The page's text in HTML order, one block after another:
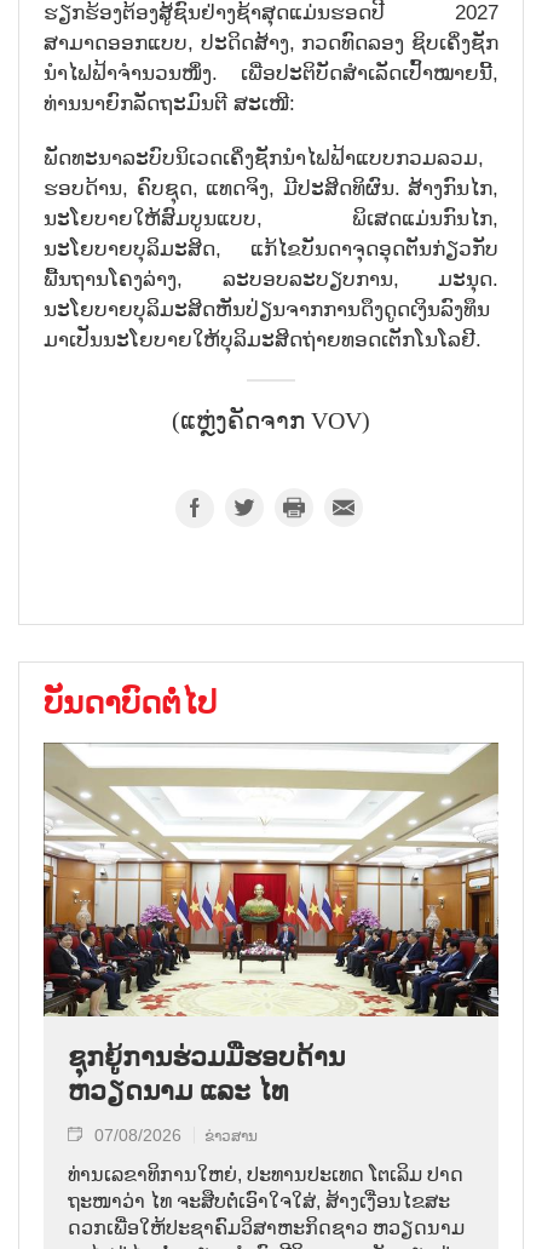
ຮຽກຮ້ອງຕ້ອງສູ້ຊົນຢ່າງຊ້າສຸດແມ່ນຮອດປີ 2027
ສາມາດອອກແບບ, ປະດິດສ້າງ, ກວດທົດລອງ ຊິບເຄິ່ງຊັກ
ນຳໄຟຟ້າຈຳນວນໜຶ່ງ. ເພື່ອປະຕິບັດສຳເລັດເປົ້າໝາຍນີ້,
ທ່ານນາຍົກລັດຖະມົນຕີ ສະເໜີ:
ພັດທະນາລະບົບນິເວດເຄິ່ງຊັກນຳໄຟຟ້າແບບກວມລວມ,
ຮອບດ້ານ, ຄົບຊຸດ, ແທດຈິງ, ມີປະສິດທິຜົນ. ສ້າງກົນໄກ,
ນະໂຍບາຍໃຫ້ສົມບູນແບບ, ພິເສດແມ່ນກົນໄກ,
ນະໂຍບາຍບຸລິມະສິດ, ແກ້ໄຂບັນດາຈຸດອຸດຕັນກ່ຽວກັບ
ພື້ນຖານໂຄງລ່າງ, ລະບອບລະບຽບການ, ມະນຸດ.
ນະໂຍບາຍບຸລິມະສິດຫັນປ່ຽນຈາກການດຶງດູດເງິນລົງທຶນ
ມາເປັນນະໂຍບາຍໃຫ້ບຸລິມະສິດຖ່າຍທອດເຕັກໂນໂລຢີ.
(ແຫຼ່ງຄັດຈາກ VOV)
ບັນດາບົດຕໍ່ໄປ
ຊຸກຍູ້ການຮ່ວມມືຮອບດ້ານ
ຫວຽດນາມ ແລະ ໄທ
07/08/2026 ຂ່າວສານ
ທ່ານ​ເລ​ຂາ​ທິ​ການ​ໃຫຍ່, ປະ​ທານ​ປະ​ເທດ ໂຕ​ເລິມ ປາດ​
ຖະ​ໜາ​ວ່າ ໄທ​ ຈະ​ສືບ​ຕໍ່​ເອົາ​ໃຈ​ໃສ່, ສ້າງ​ເງື່ອນ​ໄຂ​ສະ​
ດວກ​ເພື່ອ​ໃຫ້​ປະ​ຊາ​ຄົມ​ວ​ິ​ສາ​ຫະ​ກິດ​ຊາວ ຫວຽດ​ນາມ